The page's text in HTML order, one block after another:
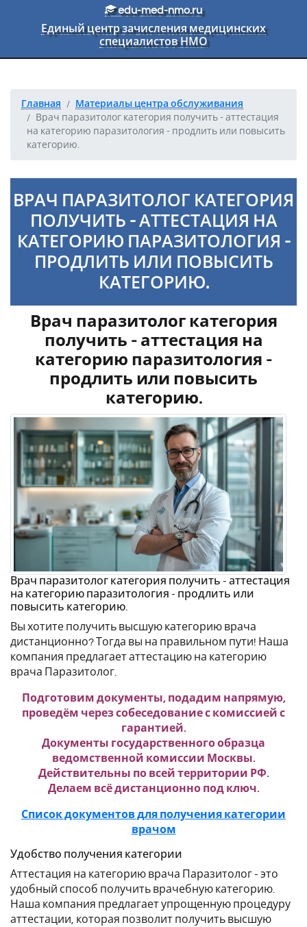
Перейти к основному текстуedu-med-nmo.ru
Единый центр зачисления медицинских
специалистов НМО
Главная
Материалы центра обслуживания
Врач паразитолог категория получить - аттестация
на категорию паразитология - продлить или повысить
категорию.
ВРАЧ ПАРАЗИТОЛОГ КАТЕГОРИЯ
ПОЛУЧИТЬ - АТТЕСТАЦИЯ НА
КАТЕГОРИЮ ПАРАЗИТОЛОГИЯ -
ПРОДЛИТЬ ИЛИ ПОВЫСИТЬ
КАТЕГОРИЮ.
Врач паразитолог категория
получить - аттестация на
категорию паразитология -
продлить или повысить
категорию.
Врач паразитолог категория получить - аттестация
на категорию паразитология - продлить или
повысить категорию.
Вы хотите получить высшую категорию врача
дистанционно? Тогда вы на правильном пути! Наша
компания предлагает аттестацию на категорию
врача Паразитолог.
Подготовим документы, подадим напрямую,
проведём через собеседование с комиссией с
гарантией.
Документы государственного образца
ведомственной комиссии Москвы.
Действительны по всей территории РФ.
Делаем всё дистанционно под ключ.
Список документов для получения категории
врачом
Удобство получения категории
Аттестация на категорию врача Паразитолог - это
удобный способ получить врачебную категорию.
Наша компания предлагает упрощенную процедуру
аттестации, которая позволит получить высшую